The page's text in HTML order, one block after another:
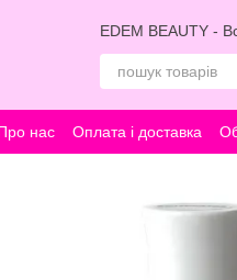
EDEM BEAUTY -
нас Оплата і доставка